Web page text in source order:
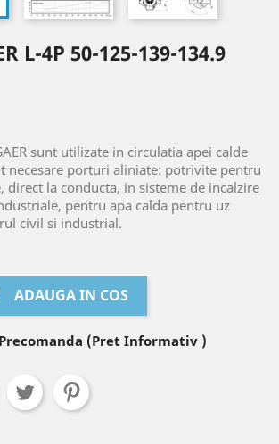
L-4P 50-125-139-134.9
sunt utilizate in circulatia apei calde
necesare porturi aliniate: potrivite pentru
direct la conducta, in sisteme de incalzire
pentru apa calda pentru uz
civil si industrial.
ADAUGA IN COS
(Pret Informativ )